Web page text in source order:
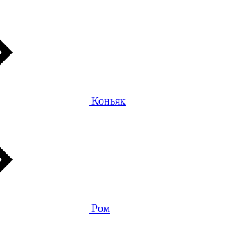
Коньяк
Ром